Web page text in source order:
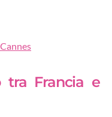
tra Francia e